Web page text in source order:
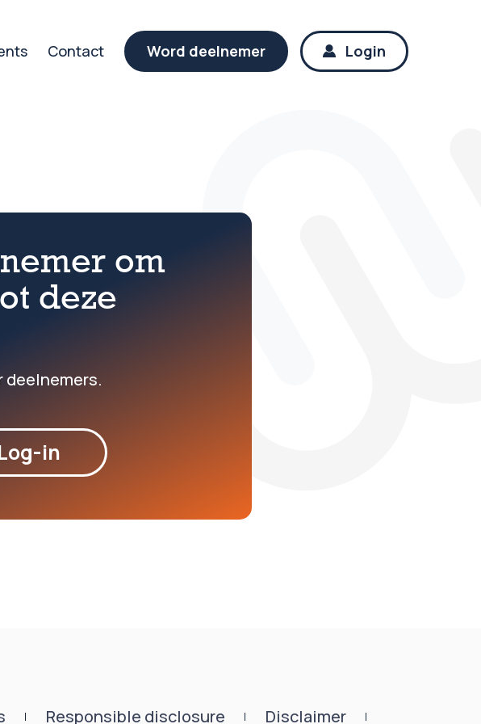
Contact Word deelnemer Login
om
deze
deelnemers.
in
Responsible disclosure Disclaimer